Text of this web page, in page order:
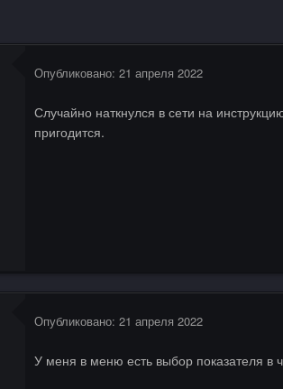
Опубликовано: 21 апреля 2022
Случайно наткнулся в сети на
пригодится.
Опубликовано: 21 апреля 2022
У меня в меню есть выбор показателя в